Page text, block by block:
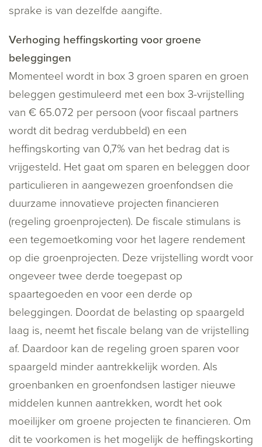
sprake is van dezelfde aangifte.
Verhoging heffingskorting voor groene
beleggingen
Momenteel wordt in box 3 groen sparen en groen
beleggen gestimuleerd met een box 3-vrijstelling
van € 65.072 per persoon (voor fiscaal partners
wordt dit bedrag verdubbeld) en een
heffingskorting van 0,7% van het bedrag dat is
vrijgesteld. Het gaat om sparen en beleggen door
particulieren in aangewezen groenfondsen die
duurzame innovatieve projecten financieren
(regeling groenprojecten). De fiscale stimulans is
een tegemoetkoming voor het lagere rendement
op die groenprojecten. Deze vrijstelling wordt voor
ongeveer twee derde toegepast op
spaartegoeden en voor een derde op
beleggingen. Doordat de belasting op spaargeld
laag is, neemt het fiscale belang van de vrijstelling
af. Daardoor kan de regeling groen sparen voor
spaargeld minder aantrekkelijk worden. Als
groenbanken en groenfondsen lastiger nieuwe
middelen kunnen aantrekken, wordt het ook
moeilijker om groene projecten te financieren. Om
dit te voorkomen is het mogelijk de heffingskorting